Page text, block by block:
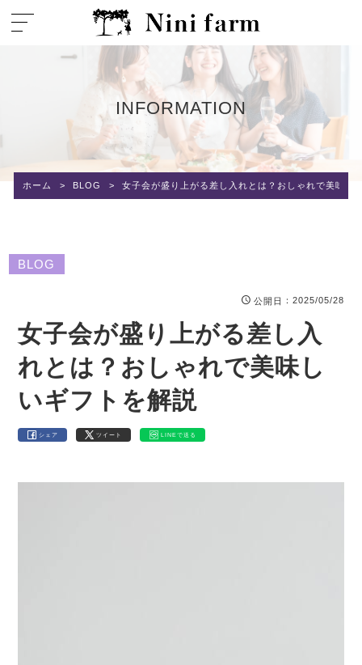
INFORMATION
ホーム > BLOG > 女子会が盛り上がる差し入れとは？おしゃれで美味し
BLOG
公開日 ：2025/05/28
女子会が盛り上がる差し入
れとは？おしゃれで美味し
いギフトを解説
シェア ツイート LINEで送る